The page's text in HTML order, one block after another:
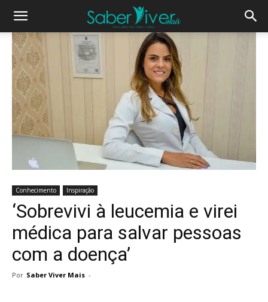
Conhecimento Inspiração
‘Sobrevivi à leucemia e virei
médica para salvar pessoas
com a doença’
Por Saber Viver Mais -